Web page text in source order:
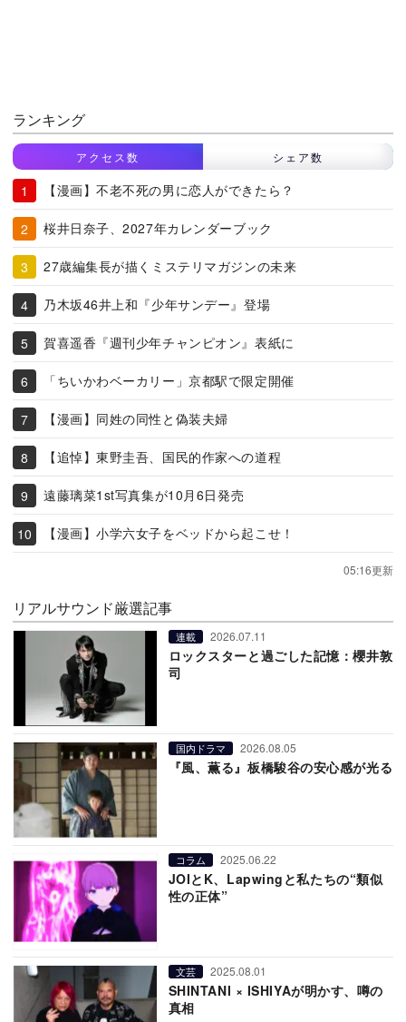
ランキング
アクセス数 シェア数
【漫画】不老不死の男に恋人ができたら？
桜井日奈子、2027年カレンダーブック
27歳編集長が描くミステリマガジンの未来
乃木坂46井上和『少年サンデー』登場
賀喜遥香『週刊少年チャンピオン』表紙に
「ちいかわベーカリー」京都駅で限定開催
【漫画】同姓の同性と偽装夫婦
【追悼】東野圭吾、国民的作家への道程
遠藤璃菜1st写真集が10月6日発売
【漫画】小学六女子をベッドから起こせ！
05:16更新
リアルサウンド厳選記事
連載 2026.07.11
ロックスターと過ごした記憶：櫻井敦
司
国内ドラマ 2026.08.05
『風、薫る』板橋駿谷の安心感が光る
コラム 2025.06.22
JOIとK、Lapwingと私たちの“類似
性の正体”
文芸 2025.08.01
SHINTANI × ISHIYAが明かす、噂の
真相